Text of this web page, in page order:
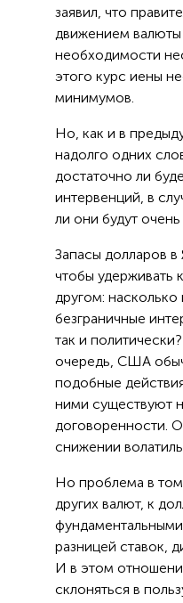
заявил, что
движением
необходимости
этого курс иены
минимумов.
Но, как и в
надолго одних
достаточно ли
интервенций, в
ли они будут
Запасы долларов в
чтобы удерживать
другом:
безграничные
так и
очередь, США
подобные
ними существуют
договоренности.
снижении
Но проблема в
других валют, к
разницей ставок,
И в этом
склоняться в